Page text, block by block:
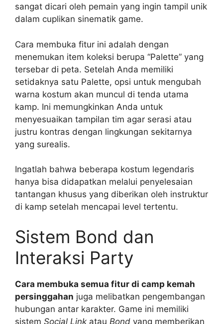
sangat dicari oleh pemain yang ingin tampil unik
dalam cuplikan sinematik game.
Cara membuka fitur ini adalah dengan
menemukan item koleksi berupa “Palette” yang
tersebar di peta. Setelah Anda memiliki
setidaknya satu Palette, opsi untuk mengubah
warna kostum akan muncul di tenda utama
kamp. Ini memungkinkan Anda untuk
menyesuaikan tampilan tim agar serasi atau
justru kontras dengan lingkungan sekitarnya
yang surealis.
Ingatlah bahwa beberapa kostum legendaris
hanya bisa didapatkan melalui penyelesaian
tantangan khusus yang diberikan oleh instruktur
di kamp setelah mencapai level tertentu.
Sistem Bond dan
Interaksi Party
Cara membuka semua fitur di camp kemah
persinggahan juga melibatkan pengembangan
hubungan antar karakter. Game ini memiliki
sistem Social Link atau Bond yang memberikan